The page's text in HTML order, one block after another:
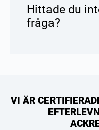
Hittade du
fråga?
VI ÄR